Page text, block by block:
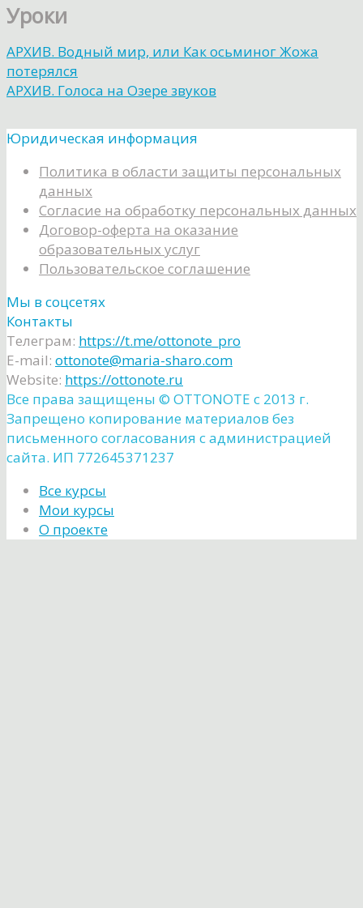
Уроки
АРХИВ. Водный мир, или Как осьминог Жожа
потерялся
АРХИВ. Голоса на Озере звуков
Юридическая информация
Политика в области защиты персональных
данных
Согласие на обработку персональных данных
Договор-оферта на оказание
образовательных услуг
Пользовательское соглашение
Мы в соцсетях
Контакты
Телеграм: https://t.me/ottonote_pro
E-mail: ottonote@maria-sharo.com
Website: https://ottonote.ru
Все права защищены ©️ OTTONOTE с 2013 г.
Запрещено копирование материалов без
письменного согласования с администрацией
сайта. ИП 772645371237
Все курсы
Мои курсы
О проекте